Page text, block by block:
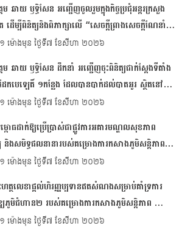
ម ឆាយ ឫទ្ធិសែន អញ្ជើញចូលរួមក្នុងកិច្ចប្រជុំអន្តរក្រសួង
ដើម្បីពិនិត្យនិងពិភាក្សាលើ “សេចក្តីព្រាងសេចក្តីណែនាំ
ររៀបចំប្រកាស ប្រកាសអន្តរក្រសួង និងប្រកាសរួម របស់
ម៉ោងមុន ថ្ងៃទី៧ ខែសីហា ២០២៦
ម ឆាយ ឫទ្ធិសែន ដឹកនាំ អញ្ជើញចុះពិនិត្យជាក់ស្ដែងទីតាំង
ែកបេឡេតិ៍ ១កន្លែង ដែលបានបាក់ដល់បាតអូរ ស្ថិតនៅព្រំ
េត្តសៀមរាប និងខេត្តឧត្តរមានជ័យ
ម៉ោងមុន ថ្ងៃទី៧ ខែសីហា ២០២៦
ោធដាក់​ឱ្យ​ប្រើប្រាស់​​ជាផ្លូវការអគារ​​មណ្ឌលសុខភាព
និងសមិទ្ធផលនានារបស់គម្រោងការកសាង​ភូមិសន្តិភាព​
ៈ​ការ​អភិវឌ្ឍសហគមន៍ជនបទ​ចម្រុះ​
ម៉ោងមុន ថ្ងៃទី៧ ខែសីហា ២០២៦
ត្ថលេខា​​ផ្តល់ហិរញ្ញប្បទានឥតសំណងសម្រាប់​​គាំទ្រ​​ការ​
ភូមិ​ជំហាន​២ របស់គម្រោង​​ការកសាង​ភូមិសន្តិភាព
ៈការ​អភិវឌ្ឍ​សហគមន៍​ជនបទចម្រុះ​
ម៉ោងមុន ថ្ងៃទី៧ ខែសីហា ២០២៦